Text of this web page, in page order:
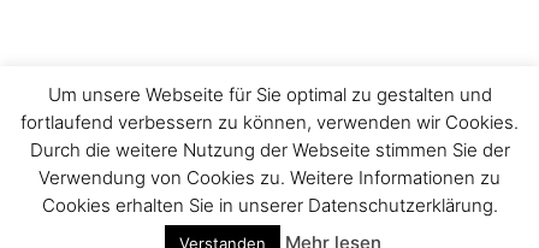
Impressum
Um unsere Webseite für Sie optimal zu gestalten und
fortlaufend verbessern zu können, verwenden wir Cookies.
Durch die weitere Nutzung der Webseite stimmen Sie der
Verwendung von Cookies zu. Weitere Informationen zu
Cookies erhalten Sie in unserer Datenschutzerklärung.
Verstanden Mehr lesen